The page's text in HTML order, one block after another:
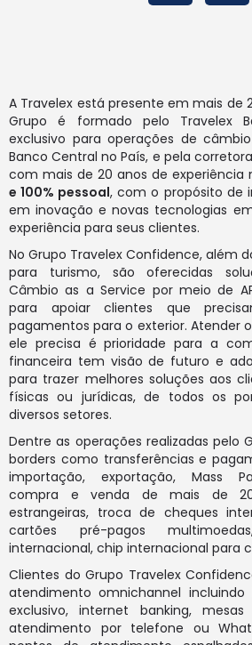
A Travelex está presente em mais de
Grupo é formado pelo Travelex
exclusivo para operações de
Banco Central no País, e pela
com mais de 20 anos de experiência
e 100% pessoal, com o propósito de
em inovação e novas tecnologias
experiência para seus clientes.
No Grupo Travelex Confidence, além
para turismo, são oferecidas
Câmbio as a Service por meio de
para apoiar clientes que
pagamentos para o exterior. Atender
ele precisa é prioridade para a
financeira tem visão de futuro e
para trazer melhores soluções aos
físicas ou jurídicas, de todos os
diversos setores.
Dentre as operações realizadas pelo
borders como transferências e
importação, exportação, Mass
compra e venda de mais de
estrangeiras, troca de cheques
cartões pré-pagos
internacional, chip internacional para
Clientes do Grupo Travelex
atendimento omnichannel incluindo
exclusivo, internet banking,
atendimento por telefone ou